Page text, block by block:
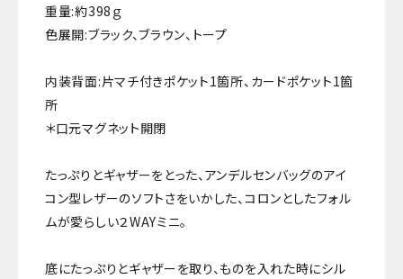
重量:約398ｇ
色展開:ブラック、ブラウン、トープ
内装背面:片マチ付きポケット1箇所、カードポケット1箇
所
＊口元マグネット開閉
たっぷりとギャザーをとった、アンデルセンバッグのアイ
コン型レザーのソフトさをいかした、コロンとしたフォル
ムが愛らしい２WAYミニ。
底にたっぷりとギャザーを取り、ものを入れた時にシル